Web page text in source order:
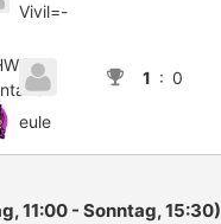
Vivil=-
1 : 0
eule
11:00 - Sonntag, 15:30)